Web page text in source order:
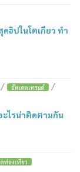
ดฮิปในโตเกียว ทำ
อัพเดตเทรนด์ /
ะไรน่าติดตามกัน
ท่องเที่ยว